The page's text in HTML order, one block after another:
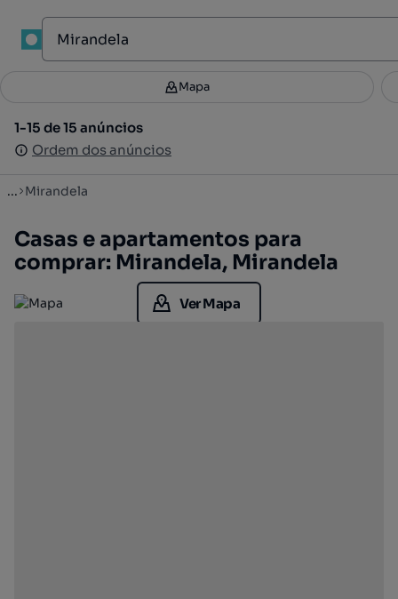
Filtros 1
1-15 de 15 anúncios
Ordem dos anúncios
Mapa
1-15 de 15 anúncios
Ordem dos anúncios
... Mirandela
Casas e apartamentos para
comprar: Mirandela, Mirandela
Ver Mapa